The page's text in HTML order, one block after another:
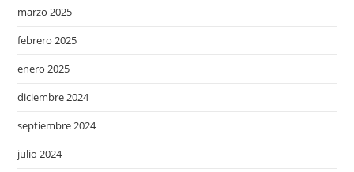
marzo 2025
febrero 2025
enero 2025
diciembre 2024
septiembre 2024
julio 2024